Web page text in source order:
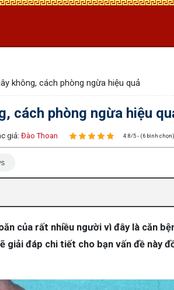
không, cách phòng ngừa hiệu quả
cách phòng ngừa hiệu
giả:Đào Thoan 4.8/5 - (6 bình chọn)
của rất nhiều người vì đây là căn
giải đáp chi tiết cho bạn vấn đề này